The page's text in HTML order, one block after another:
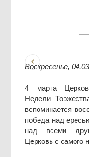
Воскресенье,
4 марта
Недели
вспоминается
победа над
над всеми
Церковь с самого